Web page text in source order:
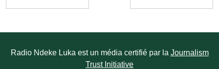
Radio Ndeke Luka est un média certifié par la Journalism
Trust Initiative